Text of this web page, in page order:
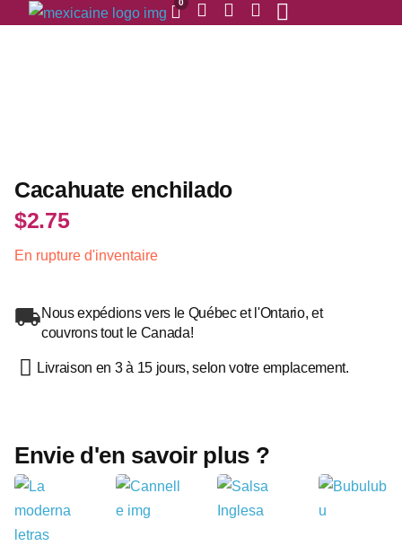
Cacahuate enchilado
$2.75
En rupture d'inventaire
Nous expédions vers le Québec et l'Ontario, et
couvrons tout le Canada!
Livraison en 3 à 15 jours, selon votre emplacement.
Envie d'en savoir plus ?